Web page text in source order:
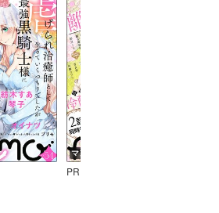
マンガ｜巻
PRIMO Vol.53